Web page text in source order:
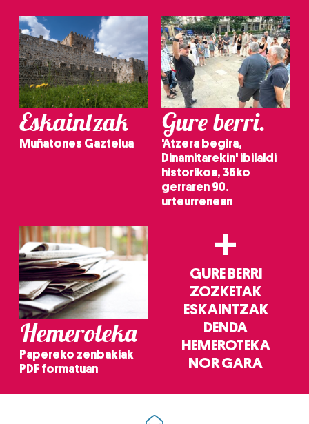
Eskaintzak
Muñatones Gaztelua
Gure berri.
'Atzera begira,
Dinamitarekin' ibilaldi
historikoa, 36ko
gerraren 90.
urteurrenean
Hemeroteka
Papereko zenbakiak
PDF formatuan
+
GURE BERRI
ZOZKETAK
ESKAINTZAK
DENDA
HEMEROTEKA
NOR GARA